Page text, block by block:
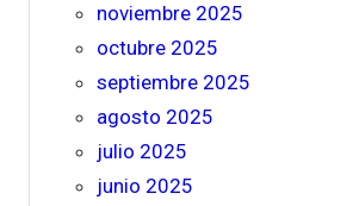
noviembre 2025
octubre 2025
septiembre 2025
agosto 2025
julio 2025
junio 2025